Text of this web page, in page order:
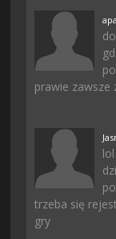
prawie zawsze
trzeba się
gry